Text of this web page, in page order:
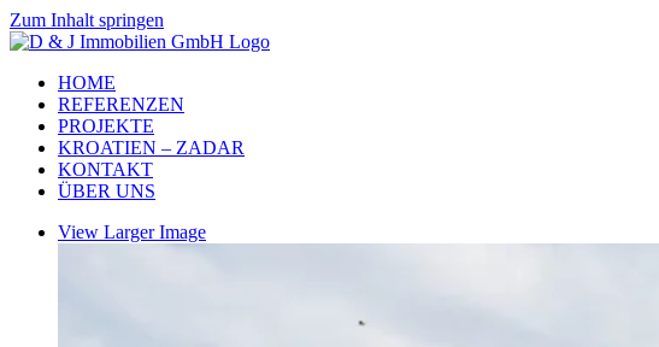
Zum Inhalt springen
HOME
REFERENZEN
PROJEKTE
KROATIEN – ZADAR
KONTAKT
ÜBER UNS
View Larger Image